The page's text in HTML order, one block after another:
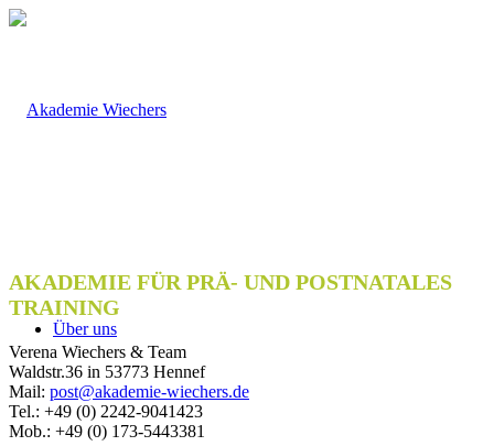
Über uns
AKADEMIE FÜR PRÄ- UND POSTNATALES
TRAINING
Verena Wiechers & Team
Waldstr.36 in 53773 Hennef
Mail: post@akademie-wiechers.de
Tel.: +49 (0) 2242-9041423
Mob.: +49 (0) 173-5443381